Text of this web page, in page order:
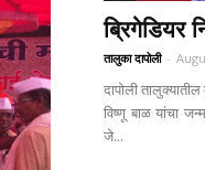
ब्रिगेडियर
तालुका दापोली -
दापोली
विष्णू बाळ यांचा
जे...